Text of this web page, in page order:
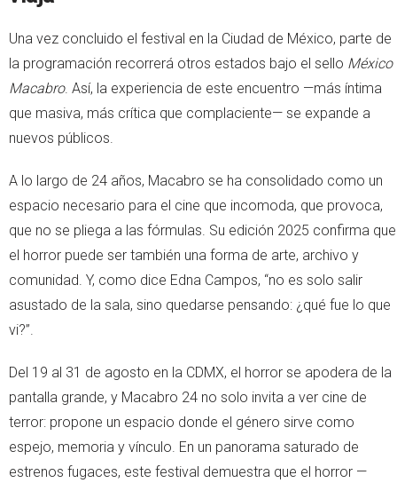
Una vez concluido el festival en la Ciudad de México, parte de
la programación recorrerá otros estados bajo el sello México
Macabro. Así, la experiencia de este encuentro —más íntima
que masiva, más crítica que complaciente— se expande a
nuevos públicos.
A lo largo de 24 años, Macabro se ha consolidado como un
espacio necesario para el cine que incomoda, que provoca,
que no se pliega a las fórmulas. Su edición 2025 confirma que
el horror puede ser también una forma de arte, archivo y
comunidad. Y, como dice Edna Campos, “no es solo salir
asustado de la sala, sino quedarse pensando: ¿qué fue lo que
vi?”.
Del 19 al 31 de agosto en la CDMX, el horror se apodera de la
pantalla grande, y Macabro 24 no solo invita a ver cine de
terror: propone un espacio donde el género sirve como
espejo, memoria y vínculo. En un panorama saturado de
estrenos fugaces, este festival demuestra que el horror —